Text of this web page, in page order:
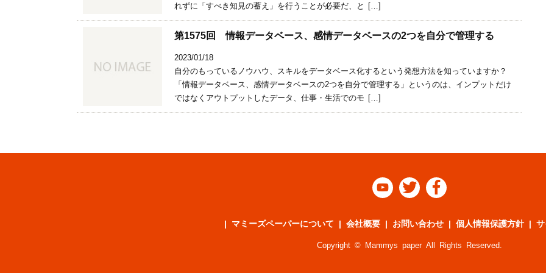
れずに「すべき知見の蓄え」を行うことが必要だ、と […]
第1575回 情報データベース、感情データベースの2つを自分で管理する
2023/01/18
自分のもっているノウハウ、スキルをデータベース化するという発想方法を知っていますか？
「情報データベース、感情データベースの2つを自分で管理する」というのは、インプットだけ
ではなくアウトプットしたデータ、仕事・生活でのモ […]
  
マミーズペーパーについて 会社概要 お問い合わせ 個人情報保護方針
Copyright © Mammys paper All Rights Reserved.